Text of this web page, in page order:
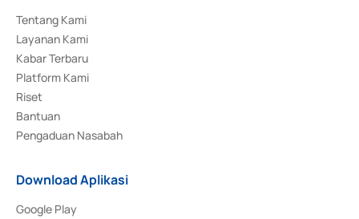
Tentang Kami
Layanan Kami
Kabar Terbaru
Platform Kami
Riset
Bantuan
Pengaduan Nasabah
Download Aplikasi
Google Play